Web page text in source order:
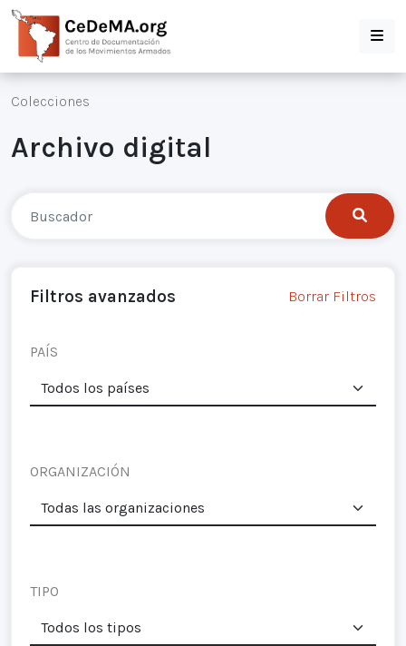
Colecciones
Archivo digital
Filtros avanzados Borrar Filtros
PAÍS
ORGANIZACIÓN
TIPO